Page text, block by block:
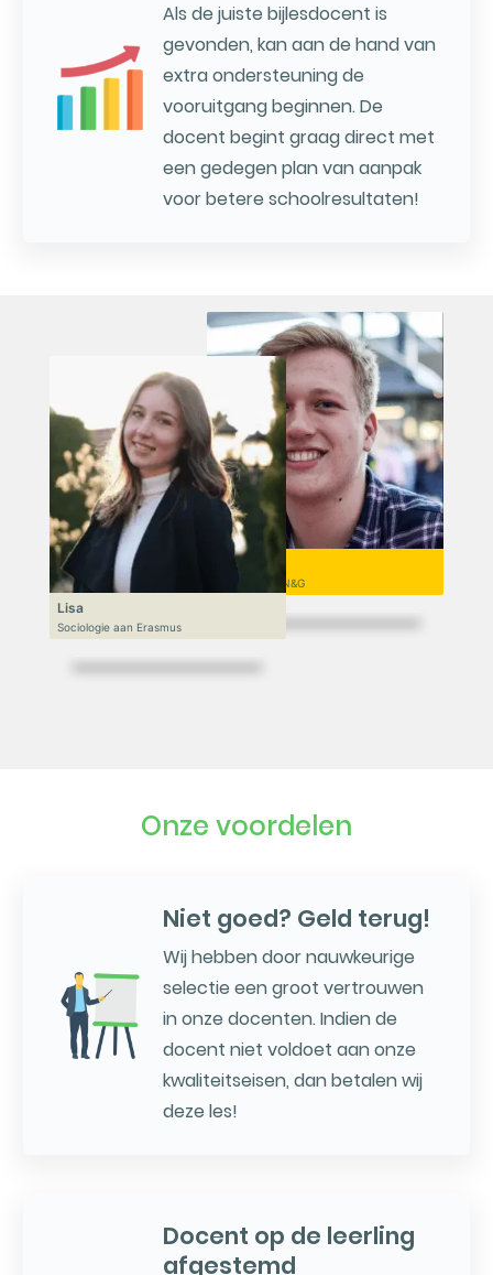
Als de juiste bijlesdocent is
gevonden, kan aan de hand van
extra ondersteuning de
vooruitgang beginnen. De
docent begint graag direct met
een gedegen plan van aanpak
voor betere schoolresultaten!
Niek
VWO 6, N&T/N&G
Lisa
Sociologie aan Erasmus
Onze voordelen
Niet goed? Geld terug!
Wij hebben door nauwkeurige
selectie een groot vertrouwen
in onze docenten. Indien de
docent niet voldoet aan onze
kwaliteitseisen, dan betalen wij
deze les!
Docent op de leerling
afgestemd